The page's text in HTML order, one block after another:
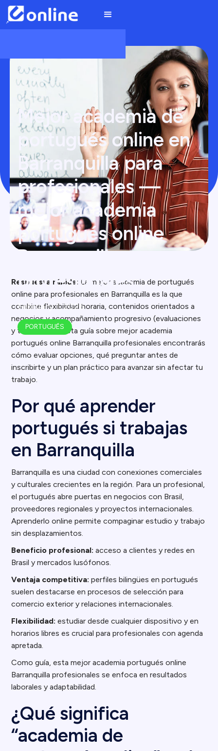
Mejor academia de
portugués online en
Barranquilla para
profesionales —
mejor academia
portugués online
Barranquilla
profesionales
February 1, 2026
PORTUGUÉS
Respuesta rápida: La mejor academia de portugués
online para profesionales en Barranquilla es la que
combine flexibilidad horaria, contenidos orientados a
negocios y acompañamiento progresivo (evaluaciones
y tutorías). En esta guía sobre mejor academia
portugués online Barranquilla profesionales encontrarás
cómo evaluar opciones, qué preguntar antes de
inscribirte y un plan práctico para avanzar sin afectar tu
trabajo.
Por qué aprender
portugués si trabajas
en Barranquilla
Barranquilla es una ciudad con conexiones comerciales
y culturales crecientes en la región. Para un profesional,
el portugués abre puertas en negocios con Brasil,
proveedores regionales y proyectos internacionales.
Aprenderlo online permite compaginar estudio y trabajo
sin desplazamientos.
Beneficio profesional: acceso a clientes y redes en
Brasil y mercados lusófonos.
Ventaja competitiva: perfiles bilingües en portugués
suelen destacarse en procesos de selección para
comercio exterior y relaciones internacionales.
Flexibilidad: estudiar desde cualquier dispositivo y en
horarios libres es crucial para profesionales con agenda
apretada.
Como guía, esta mejor academia portugués online
Barranquilla profesionales se enfoca en resultados
laborales y adaptabilidad.
¿Qué significa
“academia de